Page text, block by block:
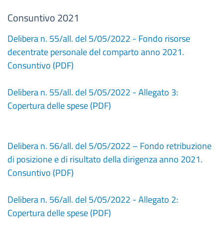
Consuntivo 2021
Delibera n. 55/all. del 5/05/2022 - Fondo risorse
decentrate personale del comparto anno 2021.
Consuntivo (PDF)
Delibera n. 55/all. del 5/05/2022 - Allegato 3:
Copertura delle spese (PDF)
Delibera n. 56/all. del 5/05/2022 – Fondo retribuzione
di posizione e di risultato della dirigenza anno 2021.
Consuntivo (PDF)
Delibera n. 56/all. del 5/05/2022 - Allegato 2:
Copertura delle spese (PDF)